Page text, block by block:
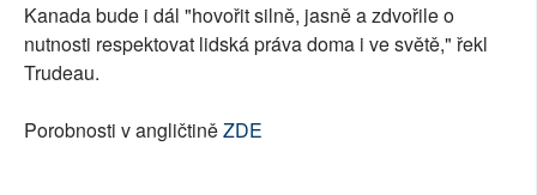
Kanada bude i dál "hovořit silně, jasně a zdvořile o
nutnosti respektovat lidská práva doma i ve světě," řekl
Trudeau.
Porobnosti v angličtiněZDE